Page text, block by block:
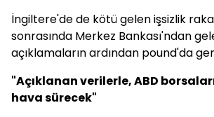
İngiltere'de de kötü gelen işsizlik
sonrasında Merkez Bankası'ndan
açıklamaların ardından pound'da
"Açıklanan verilerle, ABD
hava sürecek"